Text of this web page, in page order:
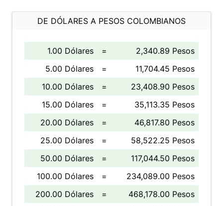
DE DÓLARES A PESOS COLOMBIANOS
1.00 Dólares =
2,340.89 Pesos
5.00 Dólares
=
11,704.45 Pesos
10.00 Dólares
=
23,408.90 Pesos
15.00 Dólares
=
35,113.35 Pesos
20.00 Dólares
=
46,817.80 Pesos
25.00 Dólares
=
58,522.25 Pesos
50.00 Dólares
=
117,044.50 Pesos
100.00 Dólares
=
234,089.00 Pesos
200.00 Dólares
=
468,178.00 Pesos